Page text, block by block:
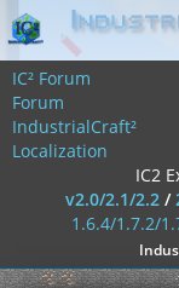
IC² Forum
Forum
IndustrialCraft²
Localization
IC2
v2.0/2.1/2.2/
1.6.4/1.7.2/